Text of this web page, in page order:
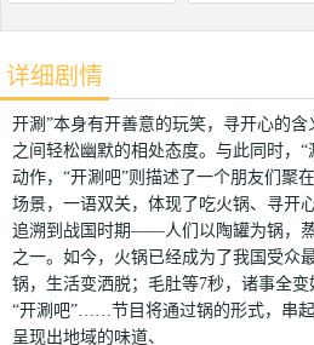
详细剧情
开涮”本身有开善意的玩笑，寻开心的
之间轻松幽默的相处态度。与此同时，
动作，“开涮吧”则描述了一个朋友们聚
场景，一语双关，体现了吃火锅、寻开
追溯到战国时期——人们以陶罐为锅，
之一。如今，火锅已经成为了我国受众
锅，生活变洒脱；毛肚等7秒，诸事全
“开涮吧”……节目将通过锅的形式，串起
呈现出地域的味道、